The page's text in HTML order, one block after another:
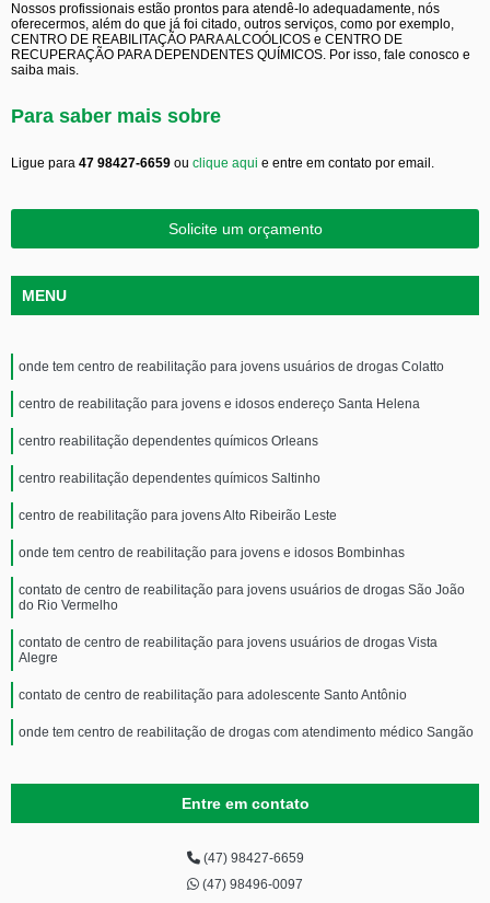
Nossos profissionais estão prontos para atendê-lo adequadamente, nós
oferecermos, além do que já foi citado, outros serviços, como por exemplo,
CENTRO DE REABILITAÇÃO PARA ALCOÓLICOS e CENTRO DE
RECUPERAÇÃO PARA DEPENDENTES QUÍMICOS. Por isso, fale conosco e
saiba mais.
Para saber mais sobre
Ligue para 47 98427-6659 ou clique aqui e entre em contato por email.
Solicite um orçamento
MENU
onde tem centro de reabilitação para jovens usuários de drogas Colatto
centro de reabilitação para jovens e idosos endereço Santa Helena
centro reabilitação dependentes químicos Orleans
centro reabilitação dependentes químicos Saltinho
centro de reabilitação para jovens Alto Ribeirão Leste
onde tem centro de reabilitação para jovens e idosos Bombinhas
contato de centro de reabilitação para jovens usuários de drogas São João
do Rio Vermelho
contato de centro de reabilitação para jovens usuários de drogas Vista
Alegre
contato de centro de reabilitação para adolescente Santo Antônio
onde tem centro de reabilitação de drogas com atendimento médico Sangão
Entre em contato
(47) 98427-6659
(47) 98496-0097